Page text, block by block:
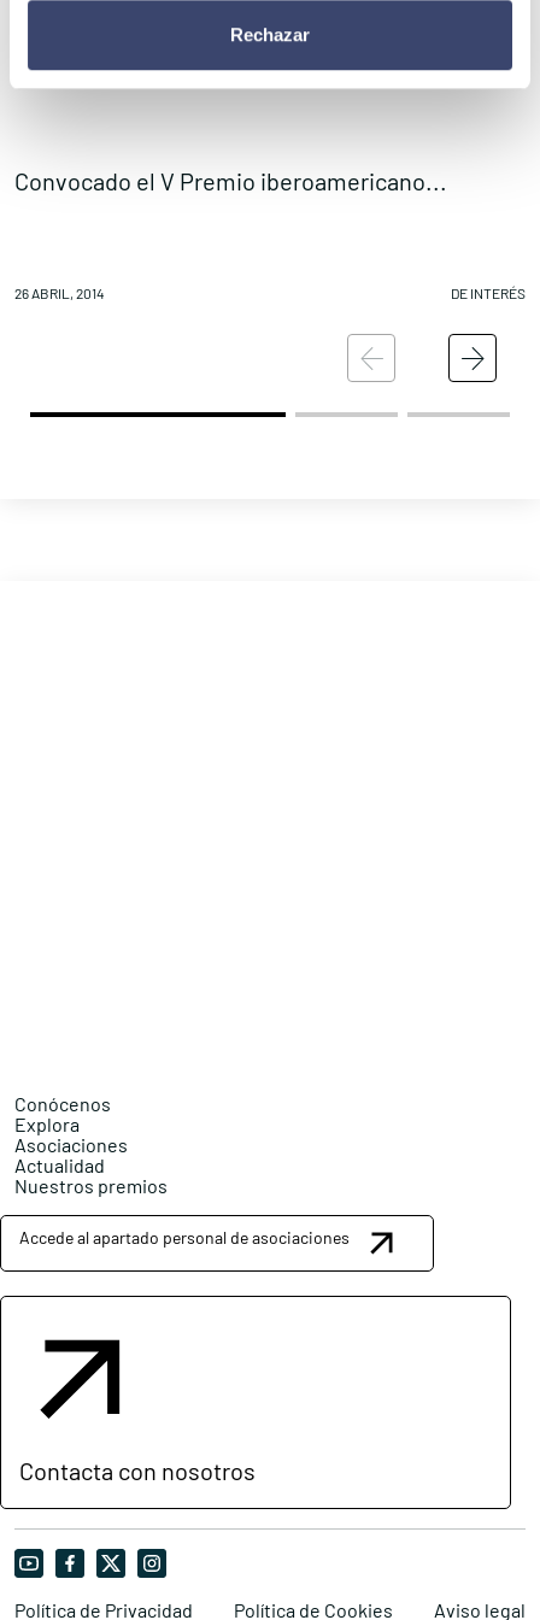
Rechazar
Convocado el V Premio iberoamericano...
26 ABRIL, 2014 DE INTERÉS
Conócenos
Explora
Asociaciones
Actualidad
Nuestros premios
Accede al apartado personal de asociaciones
Contacta con nosotros
Política de Privacidad Política de Cookies Aviso legal